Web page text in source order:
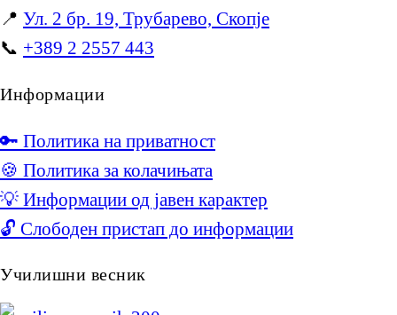
📍 Ул. 2 бр. 19, Трубарево, Скопје
📞 +389 2 2557 443
Информации
🔑 Политика на приватност
🍪 Политика за колачињата
💡 Информации од јавен карактер
🔓 Слободен пристап до информации
Училишни весник